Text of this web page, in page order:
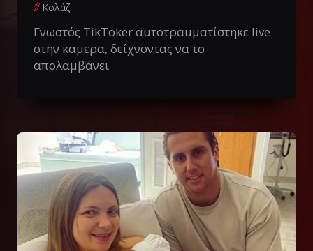
Κολάζ
Γνωστός TikToker αuτοτραuματίστηκε live
στην καμερα, δείχνοντας να το
απολαμβάνει